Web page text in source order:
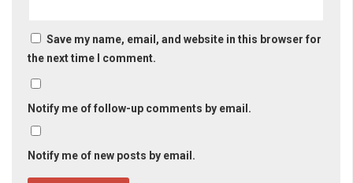
Save my name, email, and website in this browser for
the next time I comment.
Notify me of follow-up comments by email.
Notify me of new posts by email.